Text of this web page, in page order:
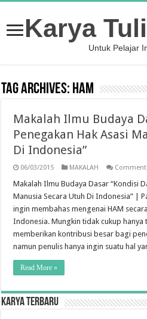
Karya
Untuk Pelajar
Tag Archives: HAM
Makalah Ilmu Budaya
Penegakan Hak Asasi
Di Indonesia”
06/03/2015 MAKALAH
Makalah Ilmu Budaya Dasar “Kondisi
Manusia Secara Utuh Di Indonesia” |
ingin membahas mengenai HAM
Indonesia. Mungkin tidak cukup hanya
memberikan kontribusi besar bagi
namun penulis hanya ingin suatu hal
Read More »
Karya Terbaru